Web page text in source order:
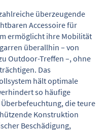
überzeugende
Accessoire für
ermöglicht ihre Mobilität
überallhin – von
Outdoor-Treffen –, ohne
Das
hält optimale
so häufige
die teure
Konstruktion
Beschädigung,